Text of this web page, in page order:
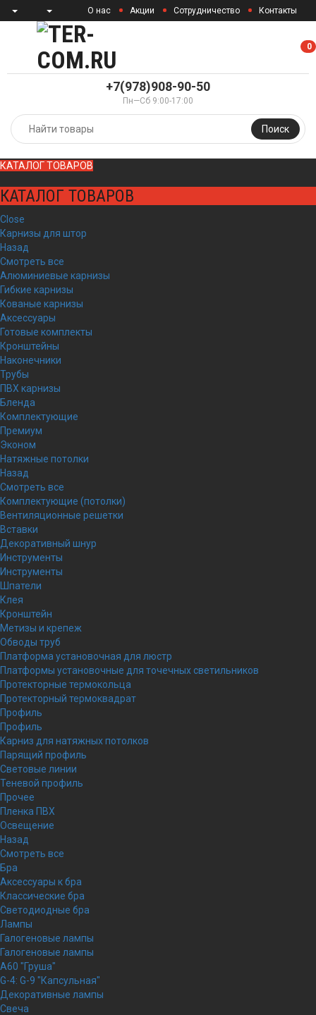
О нас Акции Сотрудничество Контакты
+7(978)908-90-50
Пн—Сб 9:00-17:00
Поиск
00
КАТАЛОГ ТОВАРОВ
КАТАЛОГ ТОВАРОВ
Close
Карнизы для штор
Назад
Смотреть все
Алюминиевые карнизы
Гибкие карнизы
Кованые карнизы
Аксессуары
Готовые комплекты
Кронштейны
Наконечники
Трубы
ПВХ карнизы
Бленда
Комплектующие
Премиум
Эконом
Натяжные потолки
Назад
Смотреть все
Комплектующие (потолки)
Вентиляционные решетки
Вставки
Декоративный шнур
Инструменты
Инструменты
Шпатели
Клея
Кронштейн
Метизы и крепеж
Обводы труб
Платформа установочная для люстр
Платформы установочные для точечных светильников
Протекторные термокольца
Протекторный термоквадрат
Профиль
Профиль
Карниз для натяжных потолков
Парящий профиль
Световые линии
Теневой профиль
Прочее
Пленка ПВХ
Освещение
Назад
Смотреть все
Бра
Аксессуары к бра
Классические бра
Светодиодные бра
Лампы
Галогеновые лампы
Галогеновые лампы
A60 "Груша"
G-4: G-9 "Капсульная"
Декоративные лампы
Свеча